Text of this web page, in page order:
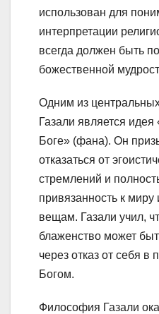
использован для
интерпретации
всегда должен быть
божественной
Одним из
Газали является
Боге» (фана). Он
отказаться от
стремлений и
привязанность к
вещам. Газали учил,
блаженство может
через отказ от себя в
Богом.
Философия Газали